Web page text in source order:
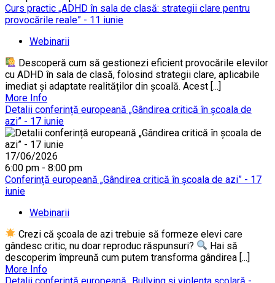
Curs practic „ADHD în sala de clasă: strategii clare pentru
provocările reale” - 11 iunie
Webinarii
Descoperă cum să gestionezi eficient provocările elevilor
cu ADHD în sala de clasă, folosind strategii clare, aplicabile
imediat și adaptate realităților din școală. Acest [...]
More Info
Detalii conferință europeană „Gândirea critică în școala de
azi” - 17 iunie
17/06/2026
6:00 pm - 8:00 pm
Conferință europeană „Gândirea critică în școala de azi” - 17
iunie
Webinarii
Crezi că școala de azi trebuie să formeze elevi care
gândesc critic, nu doar reproduc răspunsuri?
Hai să
descoperim împreună cum putem transforma gândirea [...]
More Info
Detalii conferință europeană „Bullying și violența școlară -